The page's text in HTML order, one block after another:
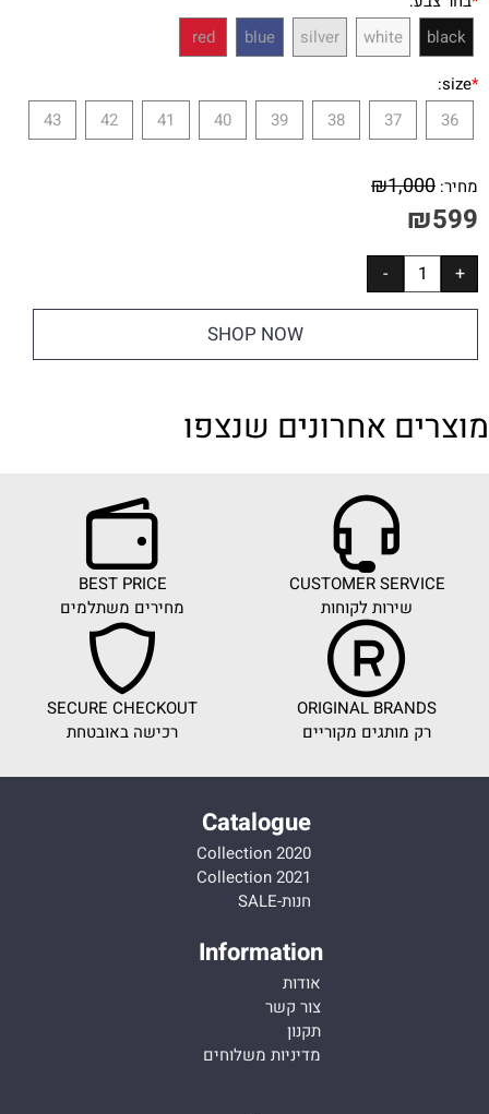
black
white
silver
blue
red
*
size:
36
37
38
39
40
41
42
43
מחיר: ₪1,000
₪599
SHOP NOW
מוצרים אחרונים שנצפו
CUSTOMER SERVICE
שירות לקוחות
BEST PRICE
מחירים משתלמים
ORIGINAL BRANDS
רק מותגים מקוריים
SECURE CHECKOUT
רכישה באובטחת
Catalogue
Collection 2020
Collection 2021
חנות-SALE
Information
אודות
צור קשר
תקנון
מדיניות משלוחים